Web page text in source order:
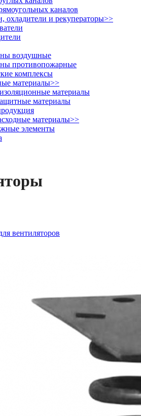
каналов
охладители и рекуператоры>>
воздушные
противопожарные
комплексы
материалы>>
материалы
материалы
материалы>>
элементы
вентиляторов